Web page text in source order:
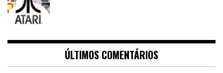
ÚLTIMOS COMENTÁRIOS